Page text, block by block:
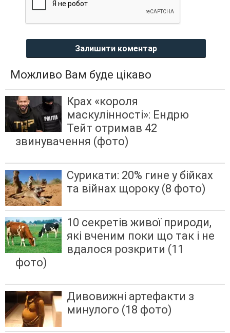
Залишити коментар
Можливо Вам буде цікаво
Крах «короля
маскулінності»: Ендрю
Тейт отримав 42
звинувачення (фото)
Сурикати: 20% гине у бійках
та війнах щороку (8 фото)
10 секретів живої природи,
які вченим поки що так і не
вдалося розкрити (11
фото)
Дивовижні артефакти з
минулого (18 фото)